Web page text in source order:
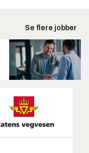
Se flere jobber